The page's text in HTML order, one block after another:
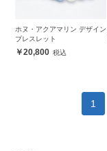
ホヌ・アクアマリン デザイン
ブレスレット
20,800
1